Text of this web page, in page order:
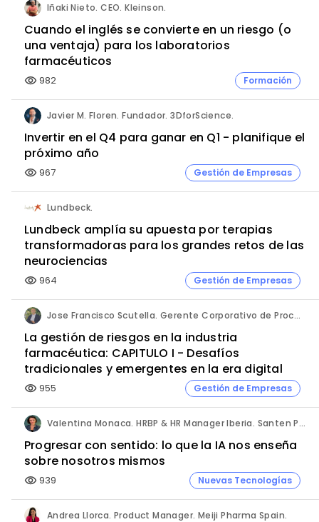
Iñaki Nieto. CEO. Kleinson.
Cuando el inglés se convierte en un riesgo (o
una ventaja) para los laboratorios
farmacéuticos
visibility 982 Formación
Javier M. Floren. Fundador. 3DforScience.
Invertir en el Q4 para ganar en Q1 - planifique el
próximo año
visibility 967 Gestión de Empresas
Lundbeck.
Lundbeck amplía su apuesta por terapias
transformadoras para los grandes retos de las
neurociencias
visibility 964 Gestión de Empresas
Jose Francisco Scutella. Gerente Corporativo de Procesos & Control Interno. Adium Pharma.
La gestión de riesgos en la industria
farmacéutica: CAPITULO I - Desafíos
tradicionales y emergentes en la era digital
visibility 955 Gestión de Empresas
Valentina Monaca. HRBP & HR Manager Iberia. Santen Pharmaceutical.
Progresar con sentido: lo que la IA nos enseña
sobre nosotros mismos
visibility 939 Nuevas Tecnologías
Andrea Llorca. Product Manager. Meiji Pharma Spain.